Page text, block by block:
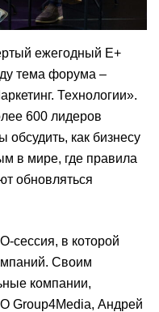
ежегодный E+
тема форума –
Технологии».
600 лидеров
обсудить, как бизнесу
в мире, где правила
обновляться
сессия, в которой
Своим
компании,
Group4Media, Андрей